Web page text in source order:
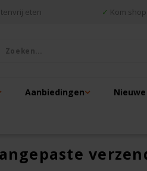
eten ✓ Kom
Aanbiedingen